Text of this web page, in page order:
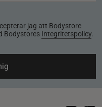
jag att Bodystore
Bodystores Integritetspolicy.